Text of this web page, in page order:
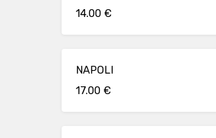
14.00 €
NAPOLI
17.00 €